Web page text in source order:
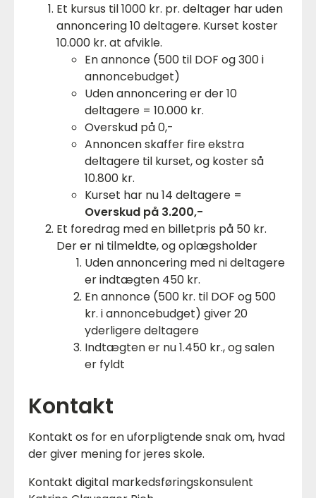
Et kursus til 1000 kr. pr. deltager har uden
annoncering 10 deltagere. Kurset koster
10.000 kr. at afvikle.
En annonce (500 til DOF og 300 i
annoncebudget)
Uden annoncering er der 10
deltagere = 10.000 kr.
Overskud på 0,-
Annoncen skaffer fire ekstra
deltagere til kurset, og koster så
10.800 kr.
Kurset har nu 14 deltagere =
Overskud på 3.200,-
Et foredrag med en billetpris på 50 kr.
Der er ni tilmeldte, og oplægsholder
Uden annoncering med ni deltagere
er indtægten 450 kr.
En annonce (500 kr. til DOF og 500
kr. i annoncebudget) giver 20
yderligere deltagere
Indtægten er nu 1.450 kr., og salen
er fyldt
Kontakt
Kontakt os for en uforpligtende snak om, hvad
der giver mening for jeres skole.
Kontakt digital markedsføringskonsulent